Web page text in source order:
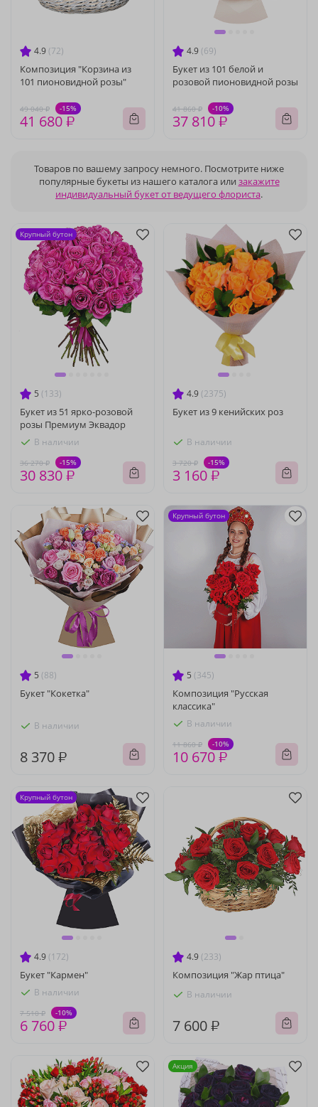
4.9 (72)
Композиция "Корзина из
101 пионовидной розы"
49 040 ₽ -15%
41 680 ₽
4.9 (69)
Букет из 101 белой и
розовой пионовидной розы
41 860 ₽ -10%
37 810 ₽
Товаров по вашему запросу немного. Посмотрите ниже
популярные букеты из нашего каталога или закажите
индивидуальный букет от ведущего флориста.
5 (133)
Букет из 51 ярко-розовой
розы Премиум Эквадор
В наличии
36 270 ₽ -15%
30 830 ₽
Крупный бутон
4.9 (2375)
Букет из 9 кенийских роз
В наличии
3 720 ₽ -15%
3 160 ₽
5 (88)
Букет "Кокетка"
В наличии
8 370 ₽
5 (345)
Композиция "Русская
классика"
В наличии
11 860 ₽ -10%
10 670 ₽
Крупный бутон
4.9 (172)
Букет "Кармен"
В наличии
7 510 ₽ -10%
6 760 ₽
Крупный бутон
4.9 (233)
Композиция "Жар птица"
В наличии
7 600 ₽
Акция